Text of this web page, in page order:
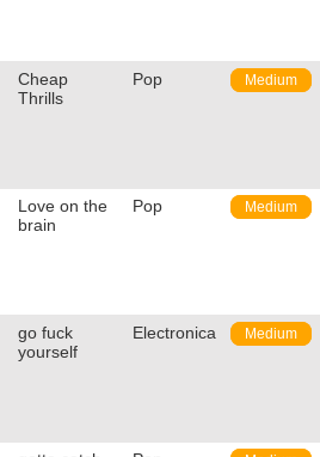
Cheap
Thrills
Pop Medium
Love on the
brain
Pop Medium
go fuck
yourself
Electronica Medium